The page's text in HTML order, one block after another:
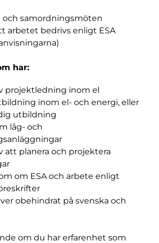
och samordningsmöten
arbetet bedrivs enligt ESA
har:
projektledning inom el
inom el- och energi, eller
utbildning
låg- och
att planera och projektera
om ESA och arbete enligt
obehindrat på svenska och
om du har erfarenhet som